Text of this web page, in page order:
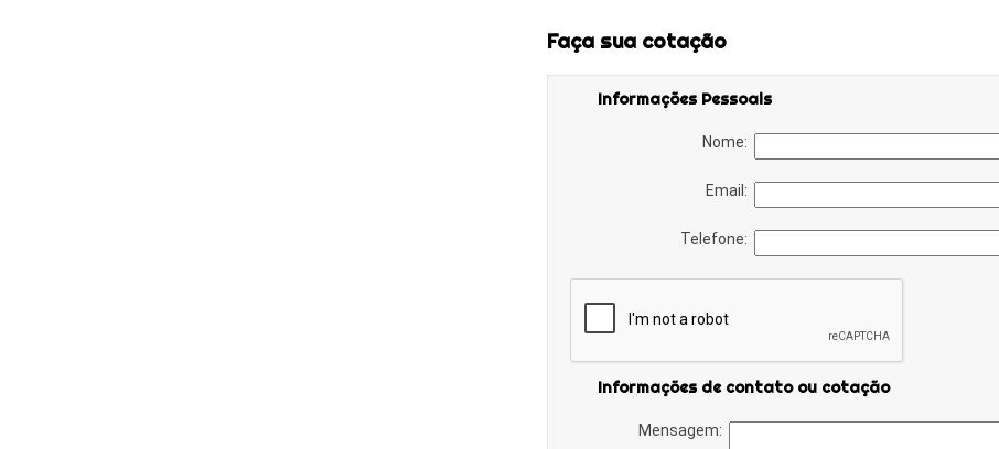
Faça sua cotação
Informações Pessoais
Nome:
Email:
Telefone:
Informações de contato ou cotação
Mensagem: